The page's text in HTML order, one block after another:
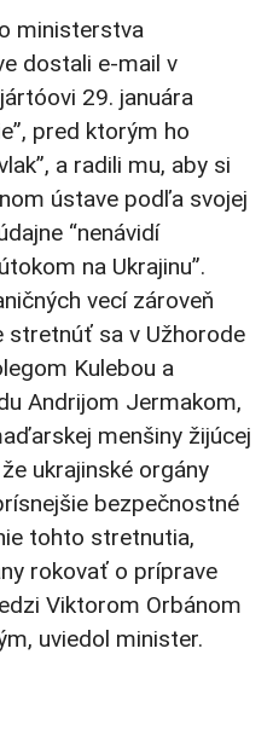
ministerstva
dostali e-mail v
29. januára
pred ktorým ho
a radili mu, aby si
ústave podľa svojej
“nenávidí
na Ukrajinu”.
vecí zároveň
stretnúť sa v Užhorode
Kulebou a
Andrijom Jermakom,
menšiny žijúcej
ukrajinské orgány
bezpečnostné
tohto stretnutia,
rokovať o príprave
Viktorom Orbánom
uviedol minister.